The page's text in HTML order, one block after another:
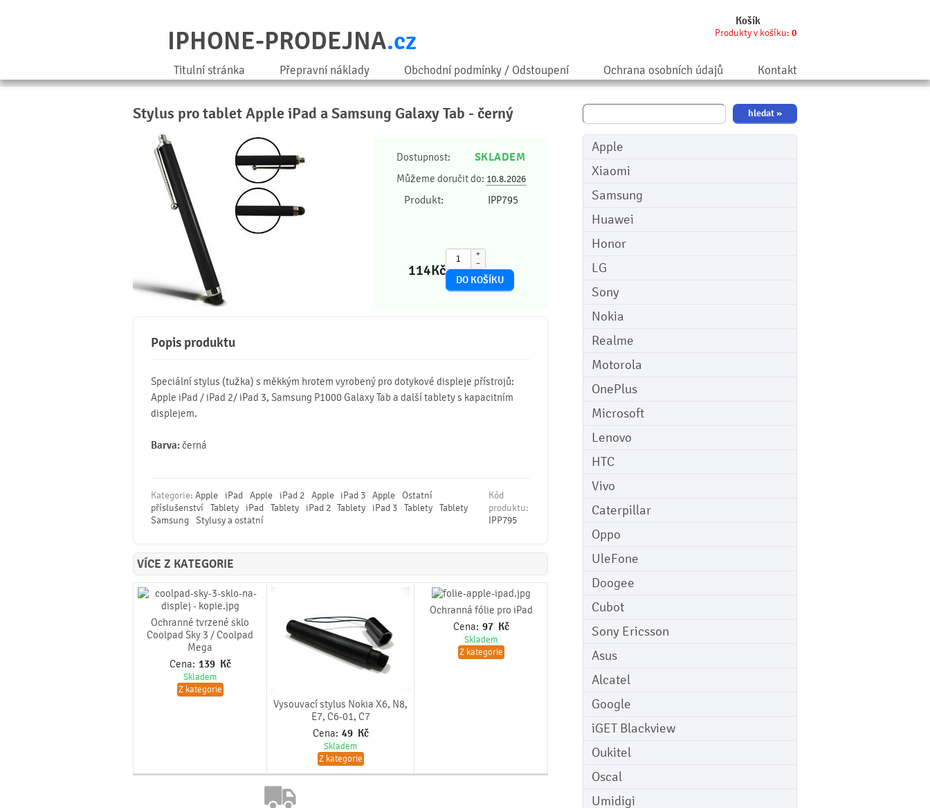
Košík
Produkty v košíku: 0
IPHONE-PRODEJNA.cz
Titulní stránka Přepravní náklady Obchodní podmínky / Odstoupení Ochrana osobních údajů Kontakt
Apple
Xiaomi
Samsung
Huawei
Honor
LG
Sony
Nokia
Realme
Motorola
OnePlus
Microsoft
Lenovo
HTC
Vivo
Caterpillar
Oppo
UleFone
Doogee
Cubot
Sony Ericsson
Asus
Alcatel
Google
iGET Blackview
Oukitel
Oscal
Umidigi
Stylus pro tablet Apple iPad a Samsung Galaxy Tab - černý
Dostupnost: SKLADEM
Můžeme doručit do: 10.8.2026
Produkt: IPP795
114Kč
+
−
Popis produktu
Speciální stylus (tužka) s měkkým hrotem vyrobený pro dotykové displeje přístrojů:
Apple iPad / iPad 2/ iPad 3, Samsung P1000 Galaxy Tab a další tablety s kapacitním
displejem.
Barva:černá
Kategorie: Apple iPad Apple iPad 2 Apple iPad 3 Apple Ostatní
příslušenství Tablety iPad Tablety iPad 2 Tablety iPad 3 Tablety Tablety
Samsung Stylusy a ostatní
Kód
produktu:
IPP795
VÍCE Z KATEGORIE
Ochranné tvrzené sklo
Coolpad Sky 3 / Coolpad
Mega
Cena: 139 Kč
Skladem
Z kategorie
Vysouvací stylus Nokia X6, N8,
E7, C6-01, C7
Cena: 49 Kč
Skladem
Z kategorie
Ochranná fólie pro iPad
Cena: 97 Kč
Skladem
Z kategorie